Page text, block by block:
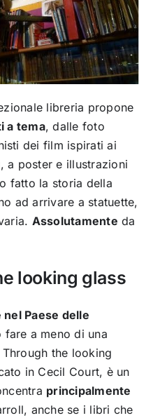
libreria propone
a tema, dalle foto
dei film ispirati ai
a poster e illustrazioni
fatto la storia della
ad arrivare a statuette,
Assolutamente da
looking glass
Paese delle
fare a meno di una
the looking
in Cecil Court, è un
principalmente
anche se i libri che